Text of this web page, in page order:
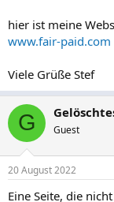
hier ist meine
www.fair-paid.com
Viele Grüße Stef
G Guest
20 August 2022
Eine Seite, die